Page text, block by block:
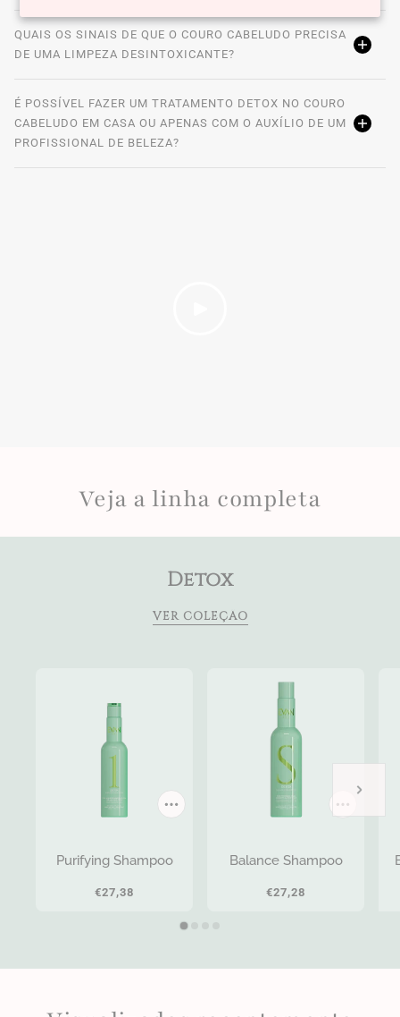
QUAIS OS SINAIS DE QUE O COURO CABELUDO PRECISA
DE UMA LIMPEZA DESINTOXICANTE?
É POSSÍVEL FAZER UM TRATAMENTO DETOX NO COURO
CABELUDO EM CASA OU APENAS COM O AUXÍLIO DE UM
PROFISSIONAL DE BELEZA?
Veja a linha completa
Detox
VER COLEÇÃO
Purifying Shampoo
€27,38
Balance Shampoo
€27,28